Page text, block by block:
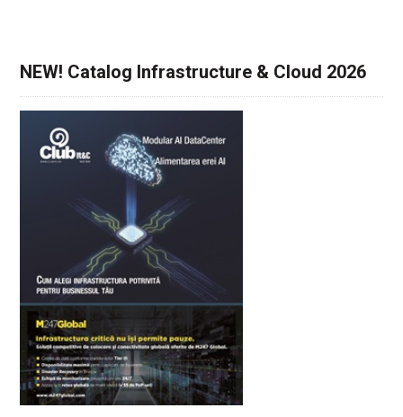
NEW! Catalog Infrastructure & Cloud 2026